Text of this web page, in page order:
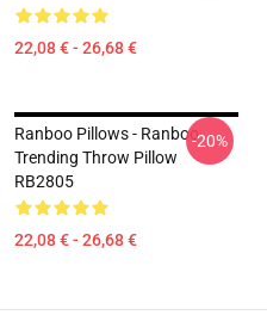
22,08 € - 26,68 €
Ranboo Pillows - Ranboo
Trending Throw Pillow
RB2805
22,08 € - 26,68 €
-20%